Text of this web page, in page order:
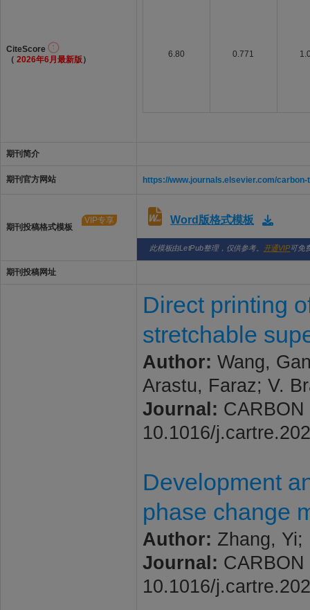
CiteScore
（ 2026年6月最新版 ）
6.80 0.771
期刊简介
期刊官方网站 https://www.journals.elsevier.com/carbon-
期刊投稿格式模板
VIP专享 Word版格式模板
此模板由LetPub整理，仅供参考。 开通VIP可免
期刊投稿网址
Direct printing
stretchable
Author: Wang,
Arastu, Faraz; V.
Journal:
10.1016/
Development
phase change
Author: Zhang, Yi;
Journal:
10.1016/